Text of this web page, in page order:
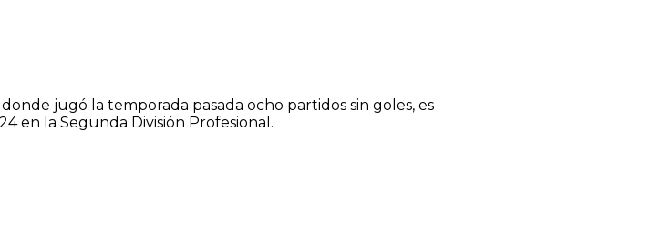
jugó la temporada pasada ocho partidos sin goles, es
en la Segunda División Profesional.